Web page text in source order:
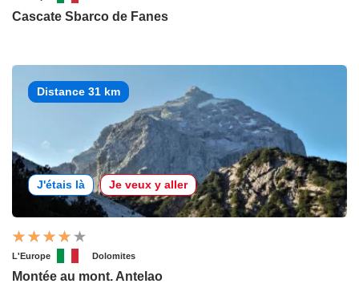
Cascate Sbarco de Fanes
Distance 31 km
J'étais là Je veux y aller
L'Europe Dolomites
Montée au mont. Antelao